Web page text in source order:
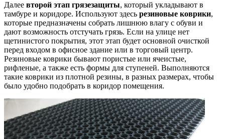
Далее второй этап грязезащиты, который укладывают в
тамбуре и коридоре. Используют здесь резиновые коврики,
которые предназначены собрать лишнюю влагу с обуви и
дают возможность отстучать грязь. Если на улице нет
щетинистого покрытия, этот этап будет основной очисткой
перед входом в офисное здание или в торговый центр.
Резиновые коврики бывают пористые или ячеистые,
рифленые, а также есть формы для ступеней. Выполняются
такие коврики из плотной резины, в разных размерах, чтобы
было удобно подобрать в коридор помещения.